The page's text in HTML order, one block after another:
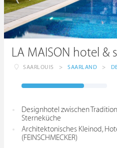
LA MAISON hotel &
SAARLOUIS > SAARLAND >
Designhotel zwischen
Sterneküche
Architektonisches Kleinod,
(FEINSCHMECKER)